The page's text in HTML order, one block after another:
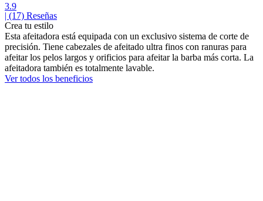
3.9
| (17) Reseñas
Crea tu estilo
Esta afeitadora está equipada con un exclusivo sistema de corte de
precisión. Tiene cabezales de afeitado ultra finos con ranuras para
afeitar los pelos largos y orificios para afeitar la barba más corta. La
afeitadora también es totalmente lavable.
Ver todos los beneficios